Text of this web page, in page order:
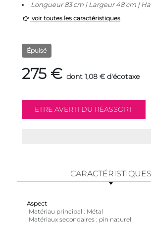
Longueur 83 cm | Largeur 48 cm |
voir toutes les caractéristiques
Épuisé
275 € dont 1,08 € d'écotaxe
CARACTÉRISTIQUES
Aspect
Matériau principal
Métal
Matériaux secondaires
pin naturel